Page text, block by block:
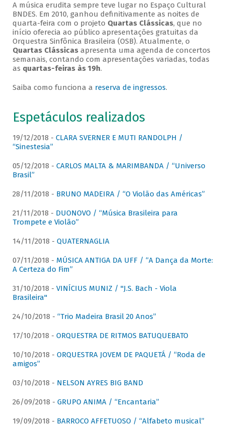
A música erudita sempre teve lugar no Espaço Cultural
BNDES. Em 2010, ganhou definitivamente as noites de
quarta-feira com o projeto Quartas Clássicas, que no
início oferecia ao público apresentações gratuitas da
Orquestra Sinfônica Brasileira (OSB). Atualmente, o
Quartas Clássicasapresenta uma agenda de concertos
semanais, contando com apresentações variadas, todas
as quartas-feiras às 19h.
Saiba como funciona a reserva de ingressos.
Espetáculos realizados
19/12/2018 - CLARA SVERNER E MUTI RANDOLPH /
“Sinestesia”
05/12/2018 - CARLOS MALTA & MARIMBANDA / “Universo
Brasil”
28/11/2018 - BRUNO MADEIRA / “O Violão das Américas”
21/11/2018 - DUONOVO / “Música Brasileira para
Trompete e Violão”
14/11/2018 - QUATERNAGLIA
07/11/2018 - MÚSICA ANTIGA DA UFF / “A Dança da Morte:
A Certeza do Fim”
31/10/2018 - VINÍCIUS MUNIZ / "J.S. Bach - Viola
Brasileira"
24/10/2018 - “Trio Madeira Brasil 20 Anos”
17/10/2018 - ORQUESTRA DE RITMOS BATUQUEBATO
10/10/2018 - ORQUESTRA JOVEM DE PAQUETÁ / “Roda de
amigos”
03/10/2018 - NELSON AYRES BIG BAND
26/09/2018 - GRUPO ANIMA / “Encantaria”
19/09/2018 - BARROCO AFFETUOSO / “Alfabeto musical”